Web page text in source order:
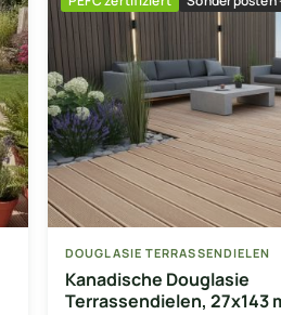
DOUGLASIE TERRASSENDIELEN
Kanadische Douglasie
Terrassendielen, 27x143